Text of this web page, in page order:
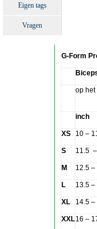
Eigen tags
Vragen
G-Form
op het
inch
XS 10 –
S 11.5
M 12.5 –
L 13.5 –
XL 14.5 –
XXL16 –